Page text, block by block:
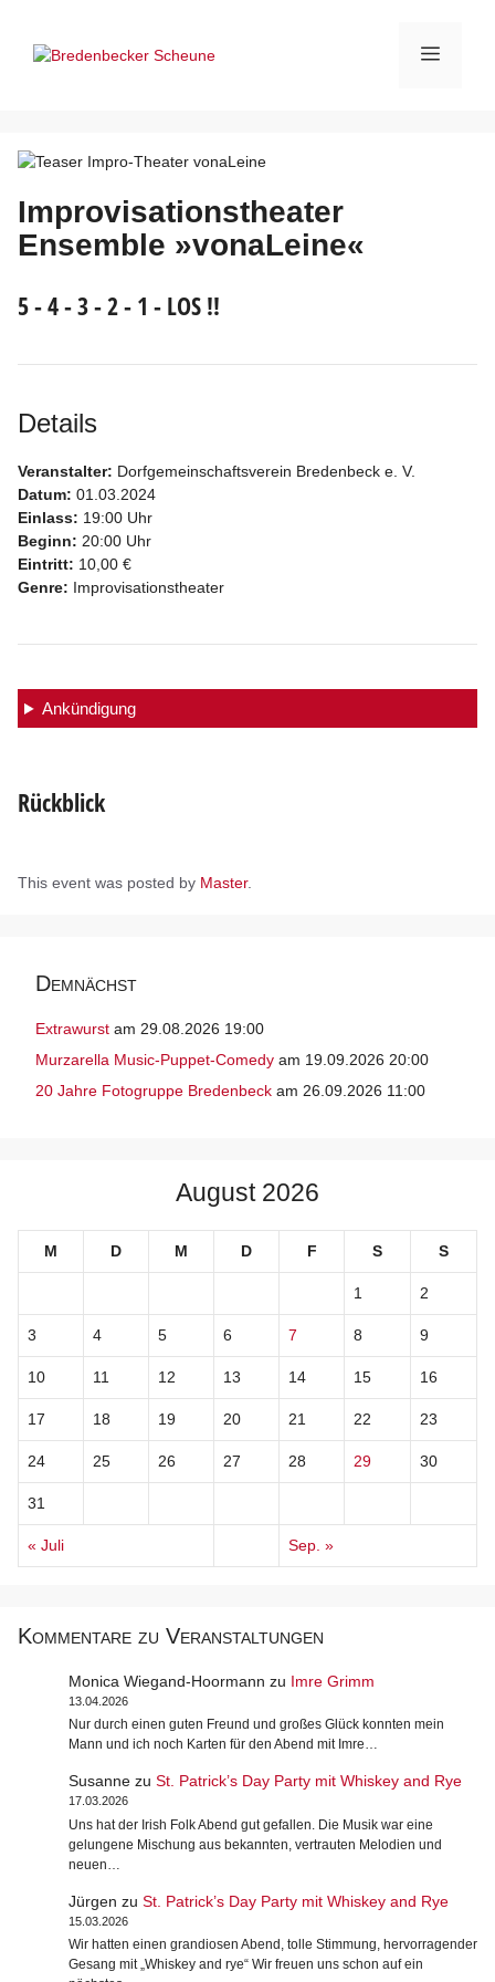
springen
Menü
Improvisationstheater
Ensemble »vonaLeine«
5 - 4 - 3 - 2 - 1 - LOS !!
Details
Veranstalter: Dorfgemeinschaftsverein Bredenbeck e. V.
Datum: 01.03.2024
Einlass: 19:00 Uhr
Beginn: 20:00 Uhr
Eintritt: 10,00 €
Genre: Improvisationstheater
Ankündigung
Rückblick
This event was posted by Master.
Demnächst
Extrawurst am 29.08.2026 19:00
Murzarella Music-Puppet-Comedy am 19.09.2026 20:00
20 Jahre Fotogruppe Bredenbeck am 26.09.2026 11:00
August 2026
M D M D F S S
1 2
3 4 5 6 7 8 9
10 11 12 13 14 15 16
17 18 19 20 21 22 23
24 25 26 27 28 29 30
31
« Juli Sep. »
Kommentare zu Veranstaltungen
Monica Wiegand-Hoormann zu Imre Grimm
13.04.2026
Nur durch einen guten Freund und großes Glück konnten mein
Mann und ich noch Karten für den Abend mit Imre…
Susannezu St. Patrick’s Day Party mit Whiskey and Rye
17.03.2026
Uns hat der Irish Folk Abend gut gefallen. Die Musik war eine
gelungene Mischung aus bekannten, vertrauten Melodien und
neuen…
Jürgen zu St. Patrick’s Day Party mit Whiskey and Rye
15.03.2026
Wir hatten einen grandiosen Abend, tolle Stimmung, hervorragender
Gesang mit „Whiskey and rye“ Wir freuen uns schon auf ein